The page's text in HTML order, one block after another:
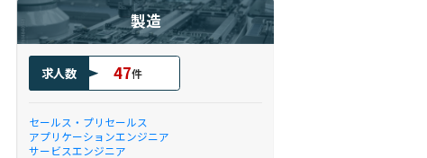
製造
求人数 47件
セールス・プリセールス
アプリケーションエンジニア
サービスエンジニア